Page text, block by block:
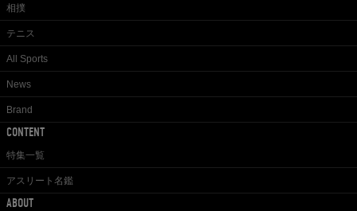
相撲
テニス
All Sports
News
Brand
CONTENT
特集一覧
アスリート名鑑
ABOUT